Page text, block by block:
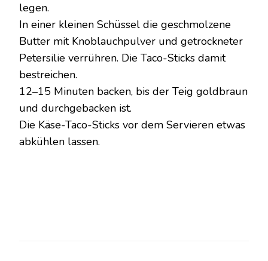
legen.
In einer kleinen Schüssel die geschmolzene
Butter mit Knoblauchpulver und getrockneter
Petersilie verrühren. Die Taco-Sticks damit
bestreichen.
12–15 Minuten backen, bis der Teig goldbraun
und durchgebacken ist.
Die Käse-Taco-Sticks vor dem Servieren etwas
abkühlen lassen.